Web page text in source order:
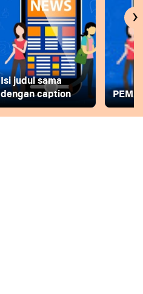
Isi judul sama
dengan caption
›